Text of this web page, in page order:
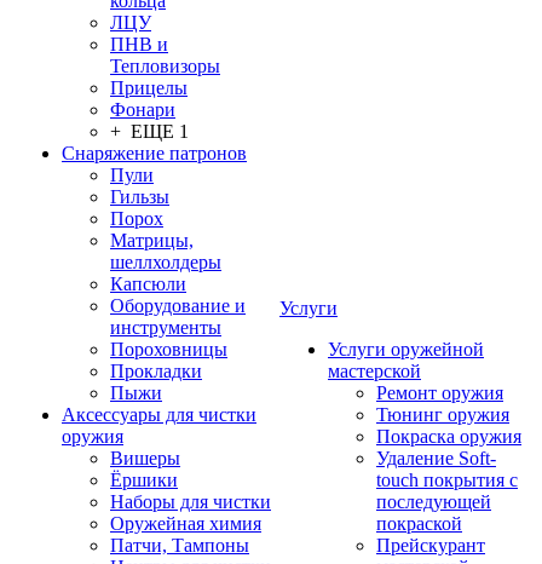
ЛЦУ
ПНВ и
Тепловизоры
Прицелы
Фонари
+ ЕЩЕ 1
Снаряжение патронов
Пули
Гильзы
Порох
Матрицы,
шеллхолдеры
Капсюли
Оборудование и
инструменты
Пороховницы
Прокладки
Пыжи
Аксессуары для чистки
оружия
Вишеры
Ёршики
Наборы для чистки
Оружейная химия
Патчи, Тампоны
Услуги
Услуги оружейной
мастерской
Ремонт оружия
Тюнинг оружия
Покраска оружия
Удаление Soft-
touch покрытия с
последующей
покраской
Прейскурант